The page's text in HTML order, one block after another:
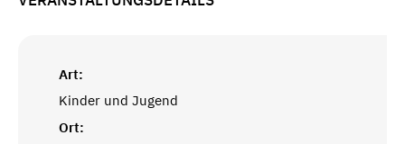
Art:
Kinder und Jugend
Ort: